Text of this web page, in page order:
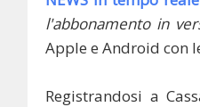
l'abbonamento in
Apple e Android con
Registrandosi a